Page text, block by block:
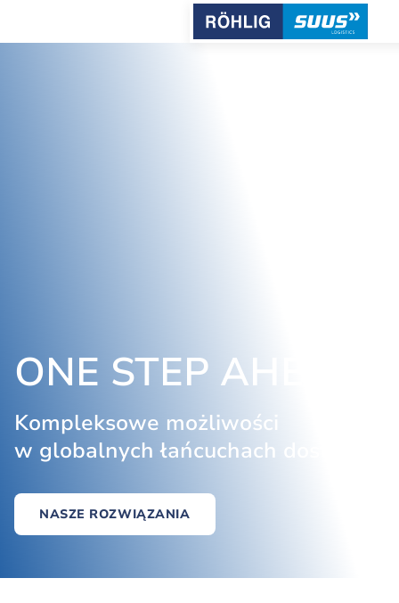
ONE STEP AHEAD
Kompleksowe możliwości
w globalnych łańcuchach dostaw
NASZE ROZWIĄZANIA